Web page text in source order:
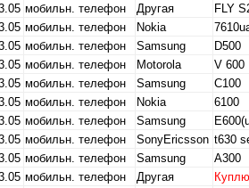
мобильн. телефон Другая
FLY
мобильн. телефон Nokia
мобильн. телефон Samsung
D500
мобильн. телефон Motorola
V 600
мобильн. телефон Samsung
С100
мобильн. телефон Nokia
6100
мобильн. телефон Samsung
мобильн. телефон SonyEricsson t630
мобильн. телефон Samsung
A300
мобильн. телефон Другая
Куплю